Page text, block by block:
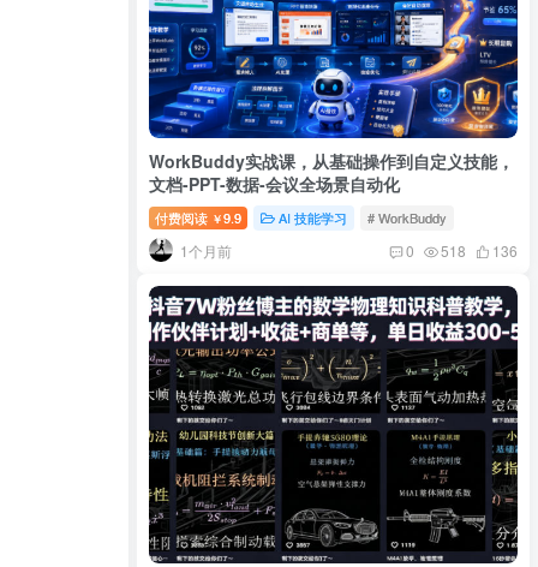
WorkBuddy实战课，从基础操作到自定义技能，
文档-PPT-数据-会议全场景自动化
付费阅读 ￥9.9 AI 技能学习 # WorkBuddy
1个月前 0 518 136